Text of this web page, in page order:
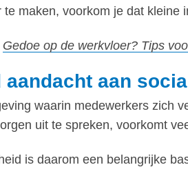
te maken, voorkom je dat kleine
Gedoe op de werkvloer? Tips
aandacht aan
waarin medewerkers zich
uit te spreken, voorkomt
is daarom een belangrijke